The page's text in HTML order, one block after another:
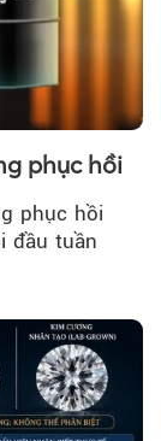
phục hồi
phục hồi
đầu tuần